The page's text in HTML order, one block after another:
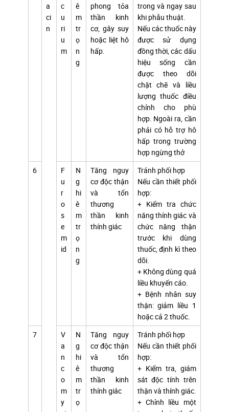
a
ci
n
c
u
ri
u
m
ê
m
tr
ọ
n
g
phong tỏa
thần kinh
cơ, gây suy
hoặc liệt hô
hấp.
trong và ngay sau
khi phẫu thuật.
Nếu các thuốc này
được sử dụng
đồng thời, các dấu
hiệu sống cần
được theo dõi
chặt chẽ và liều
lượng thuốc điều
chỉnh cho phù
hợp. Ngoài ra, cần
phải có hỗ trợ hô
hấp trong trường
hợp ngừng thở
6
F
u
r
o
s
e
m
id
N
g
hi
ê
m
tr
ọ
n
g
Tăng nguy
cơ độc thận
và tổn
thương
thần kinh
thính giác
Tránh phối hợp
Nếu cần thiết phối
hợp:
+ Kiểm tra chức
năng thính giác và
chức năng thận
trước khi dùng
thuốc, định kì theo
dõi.
+ Không dùng quá
liều khuyến cáo.
+ Bệnh nhân suy
thận: giảm liều 1
hoặc cả 2 thuốc.
7
V
a
n
c
o
m
y
N
g
hi
ê
m
tr
ọ
Tăng nguy
cơ độc thận
và tổn
thương
thần kinh
thính giác
Tránh phối hợp
Nếu cần thiết phối
hợp:
+ Kiểm tra, giám
sát độc tính trên
thận và thính giác.
+ Chỉnh liều một